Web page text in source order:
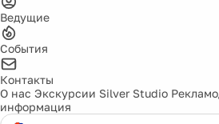
Ведущие
События
Контакты
О нас Экскурсии Silver Studio
информация